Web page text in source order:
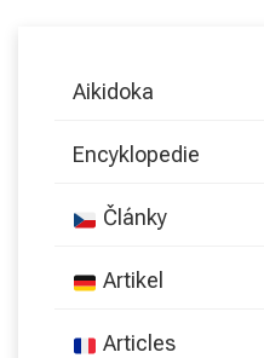
Aikidoka
Encyklopedie
Články
Artikel
Articles